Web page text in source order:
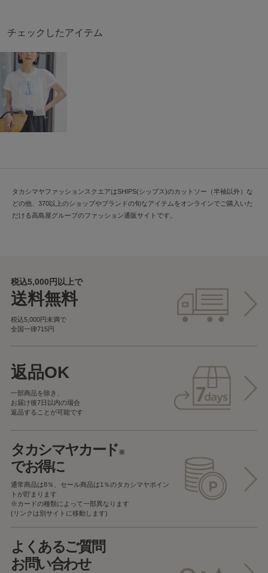
チェックしたアイテム
タカシマヤファッションスクエアはSHIPS(シップス)のカットソー（半袖以外）な
どの他、370以上のショップやブランドの旬なアイテムをオンラインでご購入いた
だける高島屋グループのファッション通販サイトです。
税込5,000円以上で
送料無料
税込5,000円未満で
全国一律715円
返品OK
一部商品を除き、
お届け後7日以内の場合
返品することが可能です
タカシマヤカード※
でお得に
通常商品は8％、セール商品は1％のタカシマヤポイン
トが貯まります
※カードの種類によって一部異なります
(リンクは別サイトに移動します)
よくあるご質問
お問い合わせ